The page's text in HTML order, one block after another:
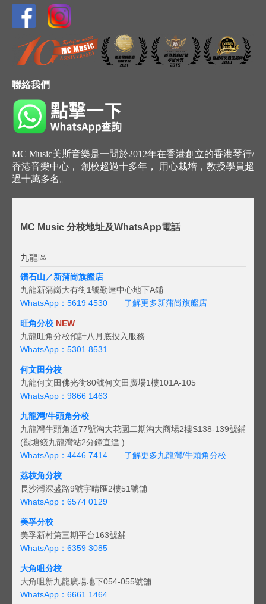
聯絡我們
MC Music美斯音樂是一間於2012年在香港創立的香港琴行/
香港音樂中心， 創校超過十多年， 用心栽培，教授學員超
過十萬多名。
MC Music 分校地址及WhatsApp電話
九龍區
鑽石山／新蒲崗旗艦店
九龍新蒲崗大有街1號勤達中心地下A鋪
WhatsApp：5619 4530
了解更多新蒲崗旗艦店
旺角分校 NEW
九龍旺角分校預計八月底投入服務
WhatsApp：5301 8531
何文田分校
九龍何文田佛光街80號何文田廣場1樓101A-105
WhatsApp：9866 1463
九龍灣/牛頭角分校
九龍灣牛頭角道77號淘大花園二期淘大商場2樓S138-139號鋪
(觀塘綫九龍灣站2分鐘直達 )
WhatsApp：4446 7414
了解更多九龍灣/牛頭角分校
荔枝角分校
長沙灣深盛路9號宇晴匯2樓51號舖
WhatsApp：6574 0129
美孚分校
美孚新村第三期平台163號舖
WhatsApp：6359 3085
大角咀分校
大角咀新九龍廣場地下054-055號舖
WhatsApp：6661 1464